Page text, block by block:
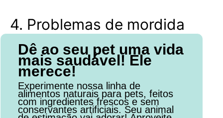
4. Problemas de mordida
Dê ao seu pet uma vida
mais saudável! Ele
merece!
Experimente nossa linha de
alimentos naturais para pets, feitos
com ingredientes frescos e sem
conservantes artificiais. Seu animal